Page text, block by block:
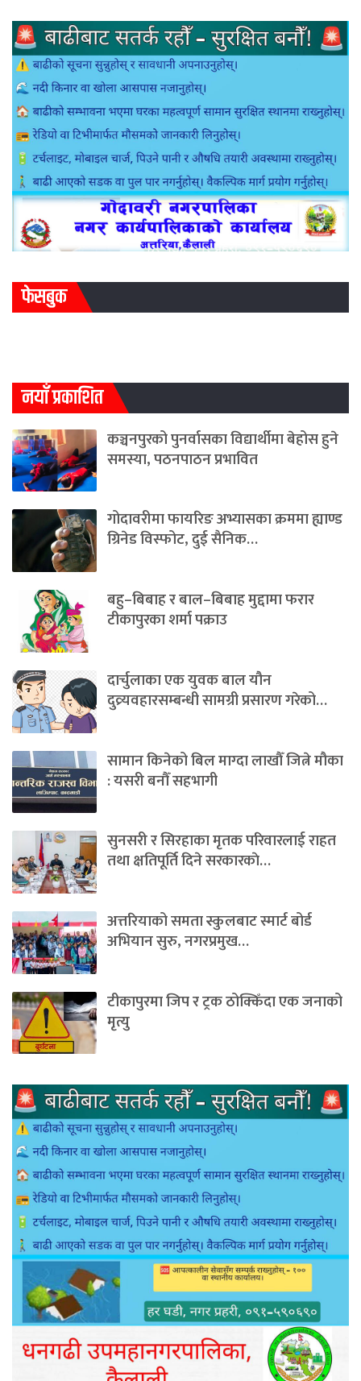
फेसबुक
नयाँ प्रकाशित
कञ्चनपुरको पुनर्वासका विद्यार्थीमा बेहोस हुने
समस्या, पठनपाठन प्रभावित
गोदावरीमा फायरिङ अभ्यासका क्रममा ह्याण्ड
ग्रिनेड विस्फोट, दुई सैनिक…
बहु–बिबाह र बाल–बिबाह मुद्दामा फरार
टीकापुरका शर्मा पक्राउ
दार्चुलाका एक युवक बाल यौन
दुव्र्यवहारसम्बन्धी सामग्री प्रसारण गरेको…
सामान किनेको बिल माग्दा लाखौँ जित्ने मौका
: यसरी बनौँ सहभागी
सुनसरी र सिरहाका मृतक परिवारलाई राहत
तथा क्षतिपूर्ति दिने सरकारकाे…
अत्तरियाको समता स्कुलबाट स्मार्ट बोर्ड
अभियान सुरु, नगरप्रमुख…
टीकापुरमा जिप र ट्रक ठोक्किँदा एक जनाको
मृत्यु